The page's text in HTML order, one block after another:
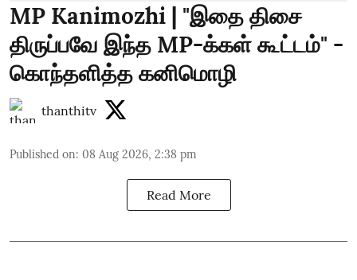
MP Kanimozhi | "இதை திசை
திருப்பவே இந்த MP-க்கள் கூட்டம்" -
கொந்தளித்த கனிமொழி
thanthitv
Published on: 08 Aug 2026, 2:38 pm
Read More